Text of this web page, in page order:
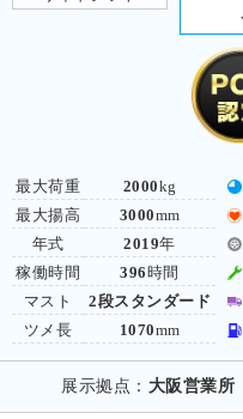
最大荷重
最大揚高
年式
稼働時間
マスト
ツメ長
2000kg
3000mm
2019年
396 時間
2段スタンダード
1070mm
展示拠点： 大阪営業所